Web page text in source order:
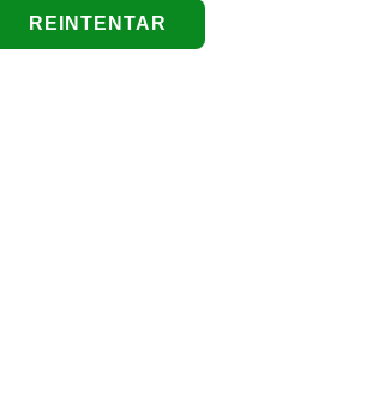
REINTENTAR